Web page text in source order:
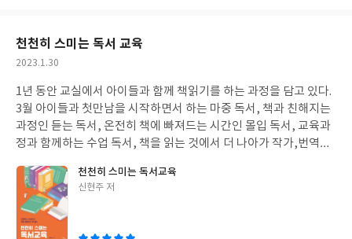
천천히 스미는 독서 교육
작
일
2023.1.30
1년 동안 교실에서 아이들과 함께 책읽기를 하는 과정을 담고 있다.
3월 아이들과 첫만남을 시작하면서 하는 마중 독서, 책과 친해지는
과정인 듣는 독서, 온전히 책에 빠져드는 시간인 몰입 독서, 교육과
정과 함께하는 수업 독서, 책을 읽는 것에서 더 나아가 작가,번역가,
마 독서, 그리고 마지막으로 마무리하는 맺음 독서의 7챕터로 구성
되어 있다. 단순히 아침 활동 시간 책읽기에서만 머무르는 것이 아
닌, 단계적으로 천천히 교육과정에 스며드는 독서, 아이들이 자신
들도 모르게 마음에 스며드는 독서의다양한 활동들이 알차게 담겨
천천히 스미는 독서교육
글
신현주 저